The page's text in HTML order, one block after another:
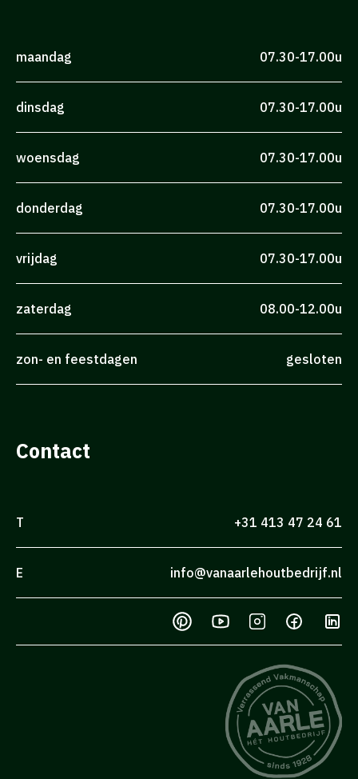
maandag 07.30-17.00u
dinsdag 07.30-17.00u
woensdag 07.30-17.00u
donderdag 07.30-17.00u
vrijdag 07.30-17.00u
zaterdag 08.00-12.00u
zon- en feestdagen gesloten
Contact
T +31 413 47 24 61
E info@vanaarlehoutbedrijf.nl